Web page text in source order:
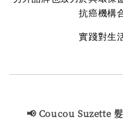
抗癌機構
實踐對生
📢 Coucou Suzette